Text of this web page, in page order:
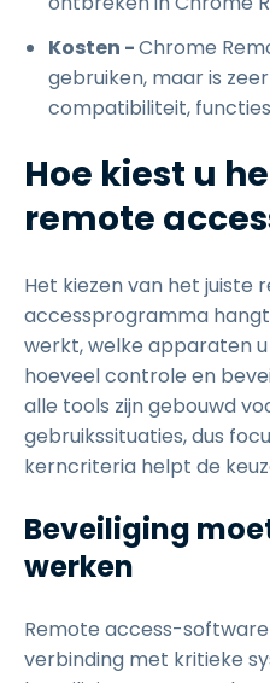
Kosten -Chrome
gebruiken, maar is
compatibiliteit,
Hoe kiest u
remote
Het kiezen van het juiste
accessprogramma
werkt, welke apparaten
hoeveel controle en
alle tools zijn gebouwd
gebruikssituaties, dus
kerncriteria helpt de
Beveiliging
werken
Remote access-
verbinding met kritieke